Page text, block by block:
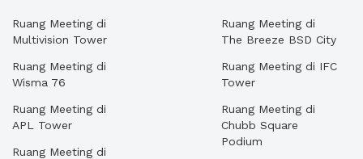
Ruang Meeting di
Multivision Tower
Ruang Meeting di
Wisma 76
Ruang Meeting di
APL Tower
Ruang Meeting di
Ruang Meeting di
The Breeze BSD City
Ruang Meeting di IFC
Tower
Ruang Meeting di
Chubb Square
Podium